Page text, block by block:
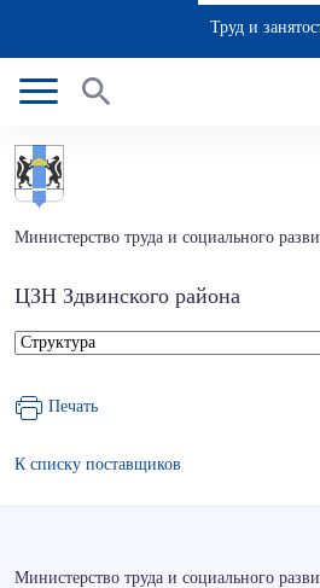
Труд и
Министерство труда и социального
ЦЗН Здвинского района
Печать
К списку поставщиков
Министерство труда и социального